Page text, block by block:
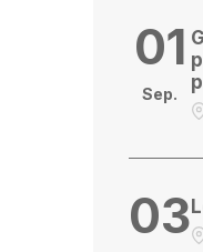
01
Sep.
03